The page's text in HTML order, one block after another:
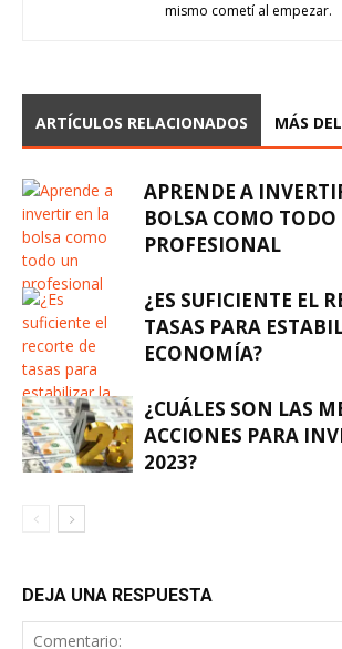
mismo cometí al empezar.
ARTÍCULOS RELACIONADOS MÁS
APRENDE A
BOLSA COMO TODO
PROFESIONAL
¿ES SUFICIENTE EL
TASAS PARA
ECONOMÍA?
¿CUÁLES SON LAS
ACCIONES PARA
2023?
DEJA UNA RESPUESTA